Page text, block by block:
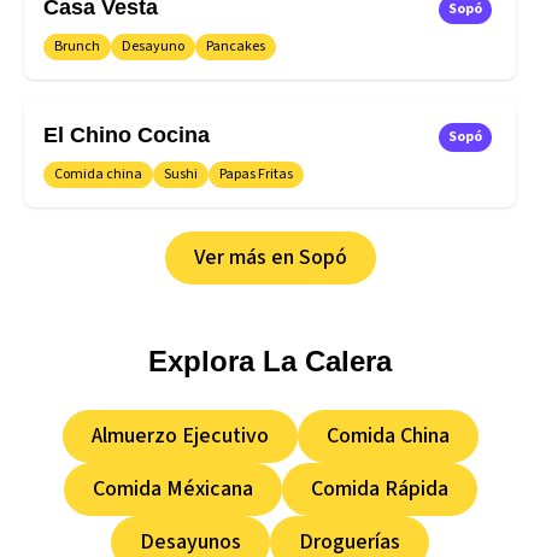
Casa Vesta
Sopó
Brunch
Desayuno Pancakes
El Chino Cocina
Sopó
Comida china
Sushi Papas Fritas
Ver más en Sopó
Explora La Calera
Almuerzo Ejecutivo
Comida China
Comida Méxicana
Comida Rápida
Desayunos
Droguerías